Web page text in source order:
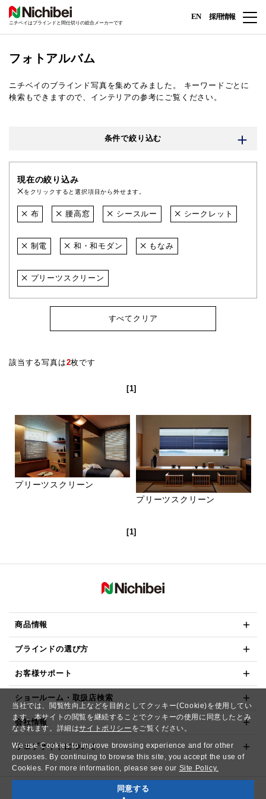
当社では、閲覧性向上などを目的としてクッキー(Cookie)を使用してい
ます。本サイトの閲覧を継続することでクッキーの使用に同意したとみ
なされます。詳細はサイトポリシー をご覧ください。
We use Cookies to improve browsing experience and for other
purposes. By continuing to browse this site, you accept the use of
Cookies. For more information, please see our Site Policy.
同意する
ニチベイはブラインドと間仕切りの総合メーカーです
EN 採用情報
フォトアルバム
ニチベイのブラインド写真を集めてみました。
キーワードごとに
検索もできますので、インテリアの参考にご覧ください。
条件で絞り込む
現在の絞り込み
をクリックすると選択項目から外せます。
布 腰高窓 シースルー シークレット
制電 和・和モダン もなみ
プリーツスクリーン
すべてクリア
該当する写真は2枚です
[1]
プリーツスクリーン
プリーツスクリーン
[1]
商品情報
ブラインドの選び方
お客様サポート
ショールーム・取扱店検索
会社情報
ウェブサイトについて
Copyright© NICHIBEI CO.,LTD. All Rights Reserved.